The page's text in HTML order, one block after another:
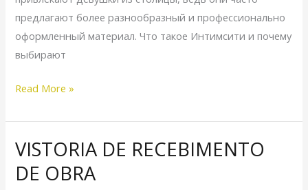
предлагают более разнообразный и профессионально
оформленный материал. Что такое Интимсити и почему
выбирают
Read More »
VISTORIA DE RECEBIMENTO
DE OBRA
VISTORIA
DE
RECEBIMENTO